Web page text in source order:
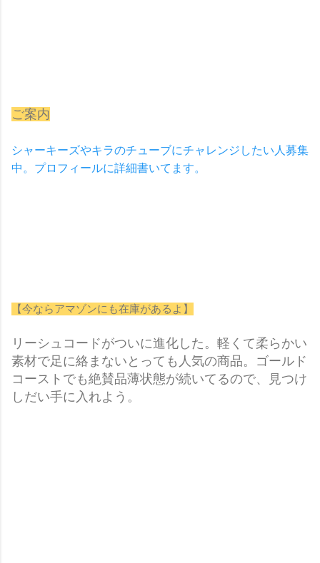
ご案内
シャーキーズやキラのチューブにチャレンジしたい人募集
中。プロフィールに詳細書いてます。
【今ならアマゾンにも在庫があるよ】
リーシュコードがついに進化した。軽くて柔らかい
素材で足に絡まないとっても人気の商品。ゴールド
コーストでも絶賛品薄状態が続いてるので、見つけ
しだい手に入れよう。